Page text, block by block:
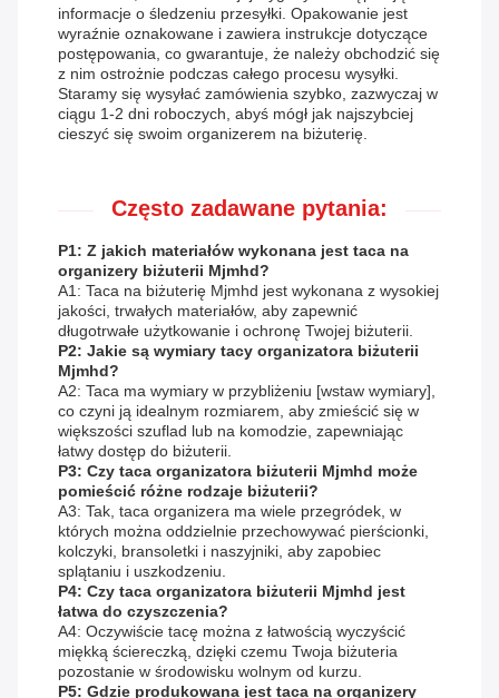
informacje o śledzeniu przesyłki. Opakowanie jest
wyraźnie oznakowane i zawiera instrukcje dotyczące
postępowania, co gwarantuje, że należy obchodzić się
z nim ostrożnie podczas całego procesu wysyłki.
Staramy się wysyłać zamówienia szybko, zazwyczaj w
ciągu 1-2 dni roboczych, abyś mógł jak najszybciej
cieszyć się swoim organizerem na biżuterię.
Często zadawane pytania:
P1: Z jakich materiałów wykonana jest taca na
organizery biżuterii Mjmhd?
A1: Taca na biżuterię Mjmhd jest wykonana z wysokiej
jakości, trwałych materiałów, aby zapewnić
długotrwałe użytkowanie i ochronę Twojej biżuterii.
P2: Jakie są wymiary tacy organizatora biżuterii
Mjmhd?
A2: Taca ma wymiary w przybliżeniu [wstaw wymiary],
co czyni ją idealnym rozmiarem, aby zmieścić się w
większości szuflad lub na komodzie, zapewniając
łatwy dostęp do biżuterii.
P3: Czy taca organizatora biżuterii Mjmhd może
pomieścić różne rodzaje biżuterii?
A3: Tak, taca organizera ma wiele przegródek, w
których można oddzielnie przechowywać pierścionki,
kolczyki, bransoletki i naszyjniki, aby zapobiec
splątaniu i uszkodzeniu.
P4: Czy taca organizatora biżuterii Mjmhd jest
łatwa do czyszczenia?
A4: Oczywiście tacę można z łatwością wyczyścić
miękką ściereczką, dzięki czemu Twoja biżuteria
pozostanie w środowisku wolnym od kurzu.
P5: Gdzie produkowana jest taca na organizery